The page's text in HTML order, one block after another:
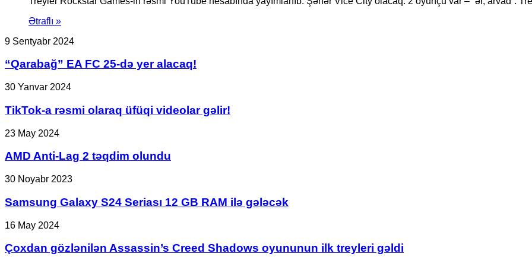
Ətraflı »
“Qarabağ”
FC
25-
də
alacaq!
9 Sentyabr 2024
“Qarabağ” EA FC 25-də yer alacaq!
TikTok-
rəsmi
olaraq
üfüqi
videolar
gəlir!
30 Yanvar 2024
TikTok-a rəsmi olaraq üfüqi videolar gəlir!
AMD
Lag
təqdim
olundu
23 May 2024
AMD Anti-Lag 2 təqdim olundu
Samsung
S24
Seriası
12
GB
RAM
ilə
30 Noyabr 2023
Samsung Galaxy S24 Seriası 12 GB RAM ilə gələcək
Çoxdan
Assassin’s
Creed
16 May 2024
Çoxdan gözlənilən Assassin’s Creed Shadows oyununun ilk treyleri gəldi